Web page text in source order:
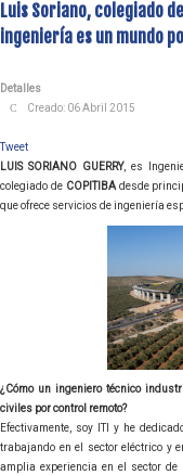
Luis Soriano, colegiado
ingeniería es un mundo
Detalles
Creado: 06 Abril 2015
Tweet
LUIS SORIANO GUERRY, es
colegiado de COPITIBAdesde
que ofrece servicios de ingeniería
¿Cómo un ingeniero técnico
civiles por control remoto?
Efectivamente, soy ITI y he
trabajando en el sector eléctrico y
amplia experiencia en el sector